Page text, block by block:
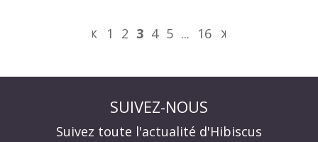
1 2 3 4 5 ... 16
SUIVEZ-NOUS
Suivez toute l'actualité d'Hibiscus